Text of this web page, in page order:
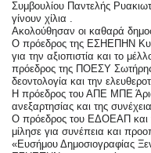
Συμβουλίου Παντελής
γίνουν χίλια .
Ακολούθησαν οι καθαρά
Ο πρόεδρος της ΕΣΗΕΠΗΝ
για την αξιοπιστία και το
πρόεδρος της ΠΟΕΣΥ
δεοντολογία και την
Η πρόεδρος του ΑΠΕ ΜΠΕ
ανεξαρτησίας και της
Ο πρόεδρος του ΕΔΟΕΑΠ
μίλησε για συνέπεια και
«Ευσήμου Δημοσιογραφίας